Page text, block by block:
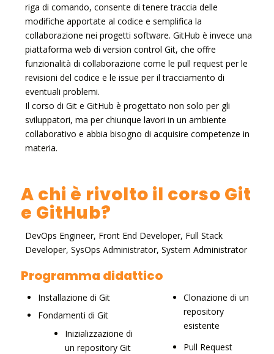
riga di comando, consente di tenere traccia delle
modifiche apportate al codice e semplifica la
collaborazione nei progetti software. GitHub è invece una
piattaforma web di version control Git, che offre
funzionalità di collaborazione come le pull request per le
revisioni del codice e le issue per il tracciamento di
eventuali problemi.
Il corso di Git e GitHub è progettato non solo per gli
sviluppatori, ma per chiunque lavori in un ambiente
collaborativo e abbia bisogno di acquisire competenze in
materia.
A chi è rivolto il corso Git
e GitHub?
DevOps Engineer, Front End Developer, Full Stack
Developer, SysOps Administrator, System Administrator
Programma didattico
Installazione di Git
Fondamenti di Git
Inizializzazione di
un repository Git
Clonazione di un
repository
esistente
Pull Request